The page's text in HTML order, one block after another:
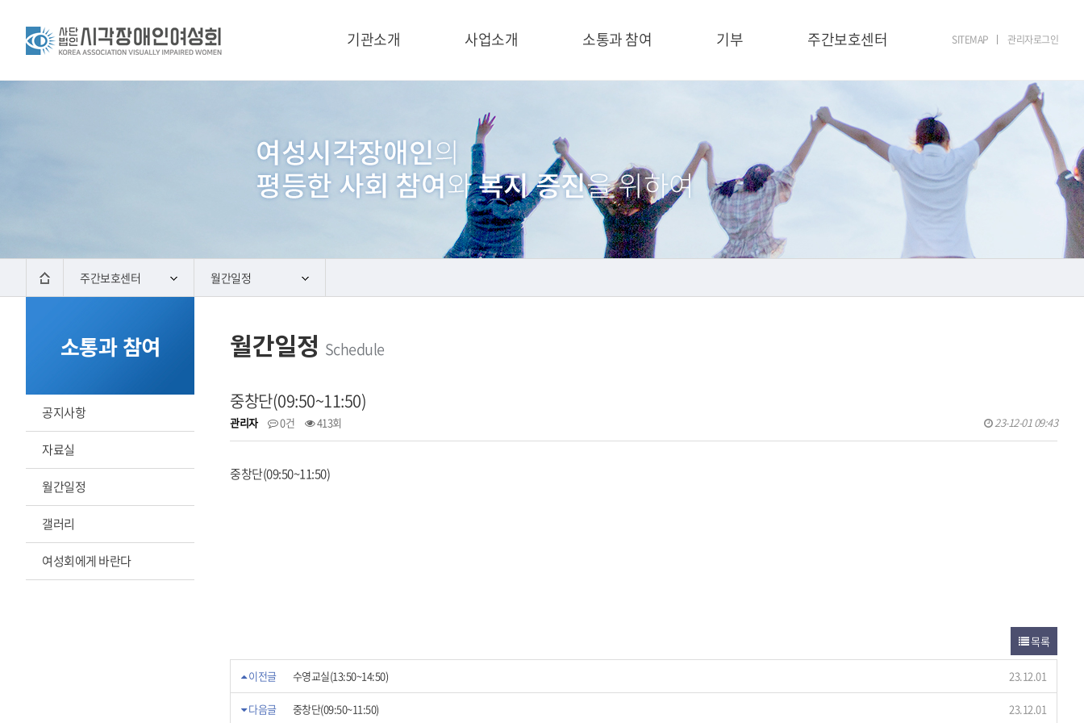
기관소개 사업소개 소통과 참여 기부 주간보호센터 SITEMAP 관리자로그인
주간보호센터 월간일정
소통과 참여
공지사항
자료실
월간일정
갤러리
여성회에게 바란다
월간일정 Schedule
중창단(09:50~11:50)
관리자 0건 413회 23-12-01 09:43
중창단(09:50~11:50)
목록
이전글 수영교실(13:50~14:50) 23.12.01
다음글 중창단(09:50~11:50) 23.12.01